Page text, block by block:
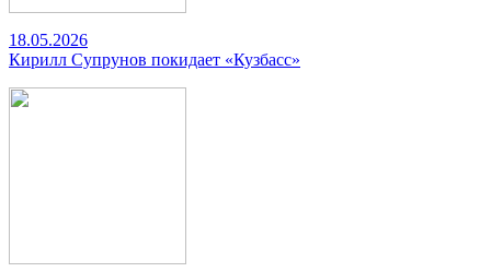
18.05.2026
Кирилл Супрунов покидает «Кузбасс»